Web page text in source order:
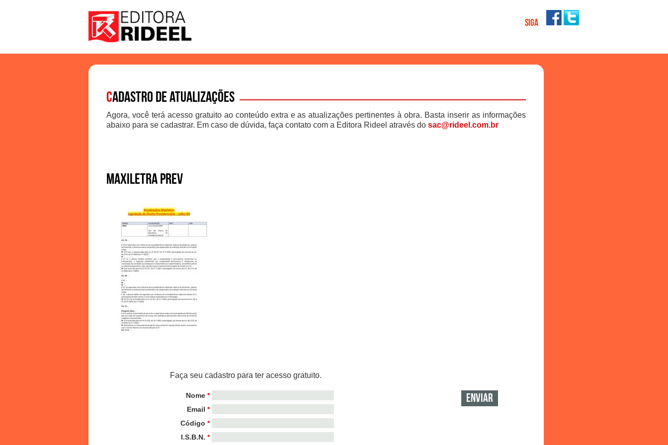
SIGA
Cadastro de atualizações
Agora, você terá acesso gratuito ao conteúdo extra e as atualizações pertinentes à obra. Basta inserir as informações
abaixo para se cadastrar. Em caso de dúvida, faça contato com a Editora Rideel através do sac@rideel.com.br
Maxiletra PREV
Faça seu cadastro para ter acesso gratuito.
Nome *
Email *
Código *
I.S.B.N. *